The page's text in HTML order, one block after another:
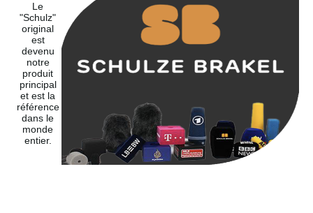
Le
"Schulz"
original
est
devenu
notre
produit
principal
et est la
référence
dans le
monde
entier.